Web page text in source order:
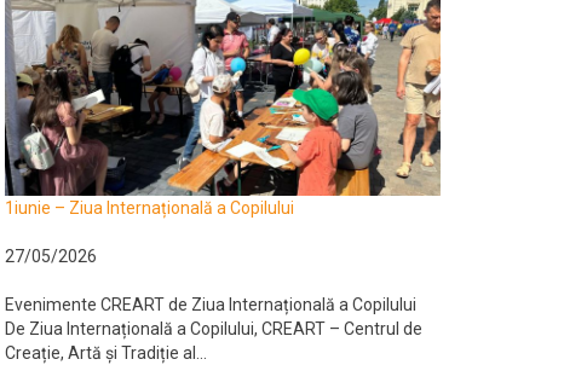
1iunie – Ziua Internațională a Copilului
27/05/2026
Evenimente CREART de Ziua Internațională a Copilului
De Ziua Internațională a Copilului, CREART – Centrul de
Creație, Artă și Tradiție al...